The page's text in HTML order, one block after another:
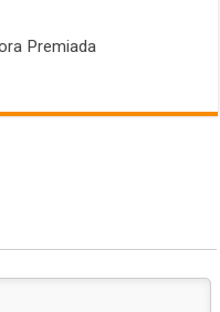
Premiada